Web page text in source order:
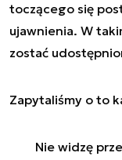
toczącego się
ujawnienia. W
zostać
Zapytaliśmy o to
Nie widzę